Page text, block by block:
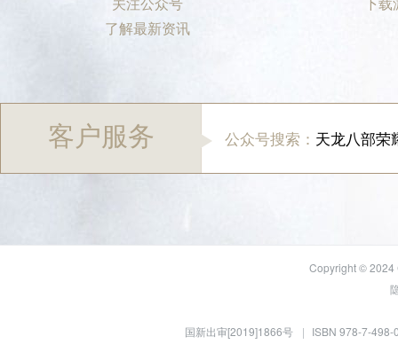
了解最新资讯
客户服务 公众号搜索： 天龙八部荣
Copyright © 2024
国新出审[2019]1866号 ISBN 978-7-498-